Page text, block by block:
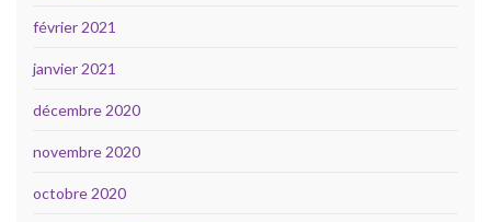
février 2021
janvier 2021
décembre 2020
novembre 2020
octobre 2020